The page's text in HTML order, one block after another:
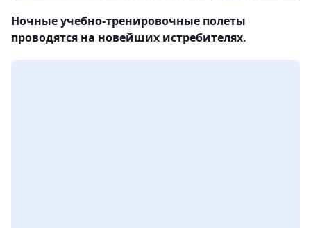
Ночные учебно-тренировочные полеты
проводятся на новейших истребителях.